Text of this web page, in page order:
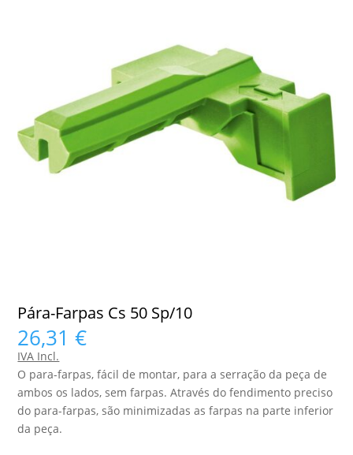
Pára-Farpas Cs 50 Sp/10
26,31€
IVA Incl.
O para-farpas, fácil de montar, para a serração da peça de
ambos os lados, sem farpas. Através do fendimento preciso
do para-farpas, são minimizadas as farpas na parte inferior
da peça.